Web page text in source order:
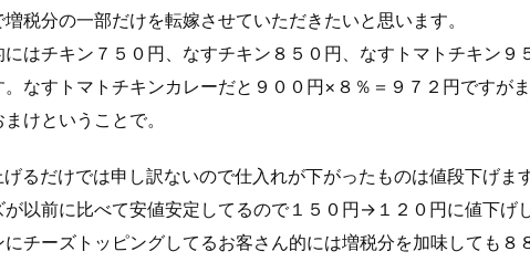
税分の一部だけを転嫁させていただきたいと思います。
にはチキン７５０円、なすチキン８５０円、なすトマトチキン９
。なすトマトチキンカレーだと９００円×８％＝９７２円ですが
けということで。
だけでは申し訳ないので仕入れが下がったものは値段下げます
が以前に比べて安値安定してるので１５０円→１２０円に値下げし
にチーズトッピングしてるお客さん的には増税分を加味しても８